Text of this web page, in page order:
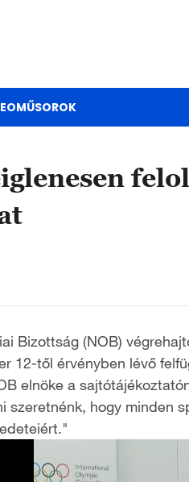
Bizottság (NOB)
12-től érvényben lévő
elnöke a
szeretnénk, hogy minden